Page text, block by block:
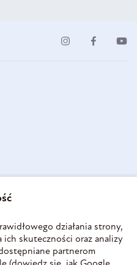
działania strony,
ich skuteczności oraz analizy
partnerom